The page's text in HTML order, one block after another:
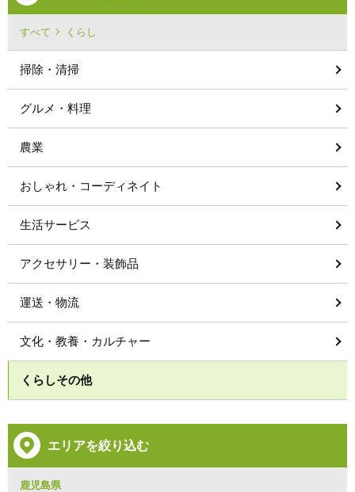
すべて くらし
掃除・清掃
グルメ・料理
農業
おしゃれ・コーディネイト
生活サービス
アクセサリー・装飾品
運送・物流
文化・教養・カルチャー
くらしその他
エリアを絞り込む
鹿児島県